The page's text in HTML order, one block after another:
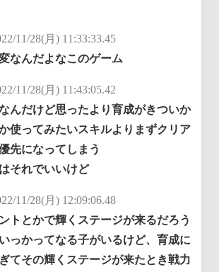
11/28(月) 11:33:33.45
なんだよなこのゲーム
11/28(月) 11:43:05.42
んだけど思ったより育成がきついか
使ってみたいスキルよりまずクリア
先になってしまう
それでいいけど
11/28(月) 12:09:06.48
トとかで輝くステージが来るだろう
っかってなる子がいるけど、育成に
てその輝くステージが来たとき戦力